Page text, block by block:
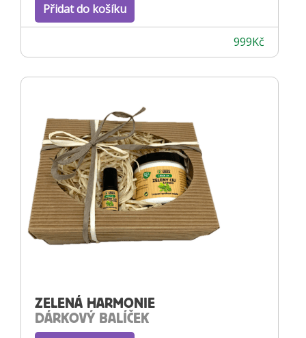
Přidat do košíku
999Kč
ZELENÁ HARMONIE
DÁRKOVÝ BALÍČEK